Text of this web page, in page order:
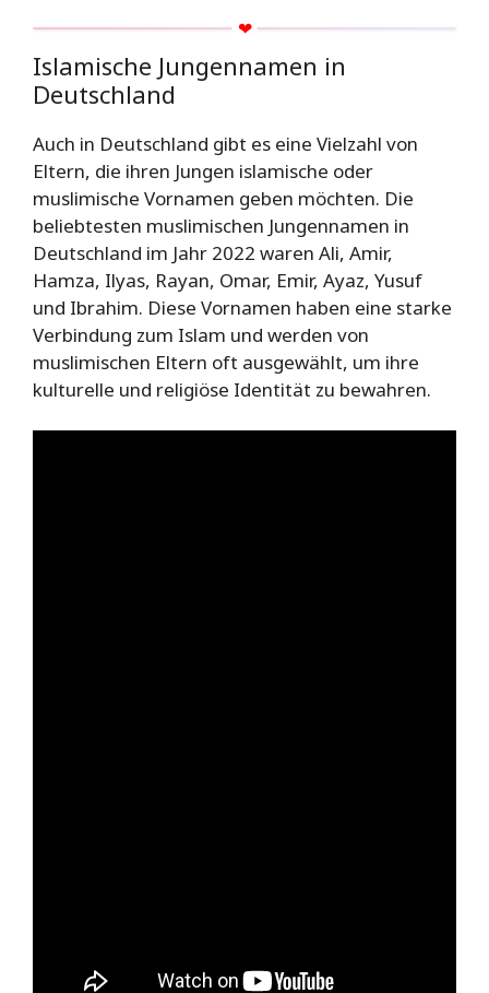
Islamische Jungennamen in
Deutschland
Auch in Deutschland gibt es eine Vielzahl von
Eltern, die ihren Jungen islamische oder
muslimische Vornamen geben möchten. Die
beliebtesten muslimischen Jungennamen in
Deutschland im Jahr 2022 waren Ali, Amir,
Hamza, Ilyas, Rayan, Omar, Emir, Ayaz, Yusuf
und Ibrahim. Diese Vornamen haben eine starke
Verbindung zum Islam und werden von
muslimischen Eltern oft ausgewählt, um ihre
kulturelle und religiöse Identität zu bewahren.